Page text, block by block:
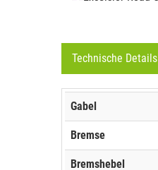
Technische Details
Gabel
Bremse
Bremshebel